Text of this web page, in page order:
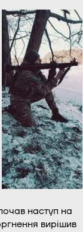
наступ на
вирішив